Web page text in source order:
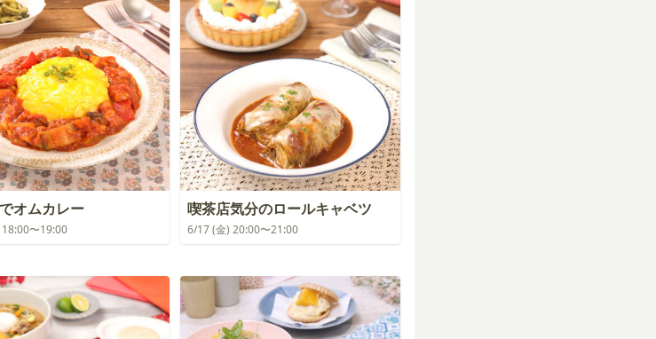
オムカレー
〜19:00
喫茶店気分のロールキャベツ
6/17 (金) 20:00〜21:00